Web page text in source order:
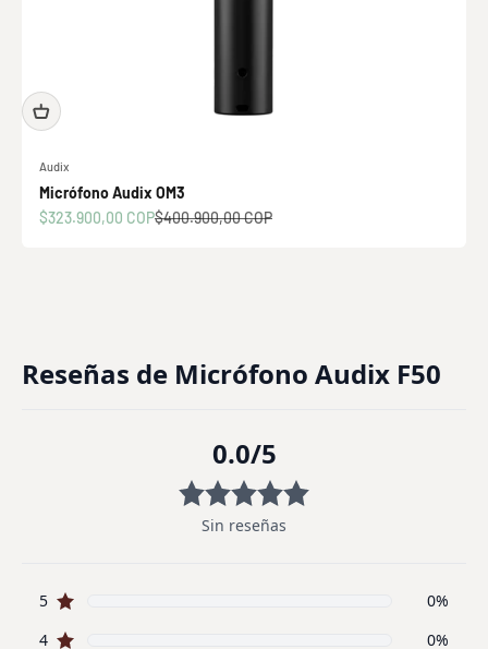
Audix
Micrófono Audix OM3
Precio de oferta
$323.900,00 COPPrecio normal
$400.900,00 COP